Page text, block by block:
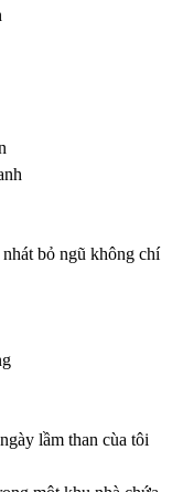
bỏ ngũ không chí
lầm than cùa tôi